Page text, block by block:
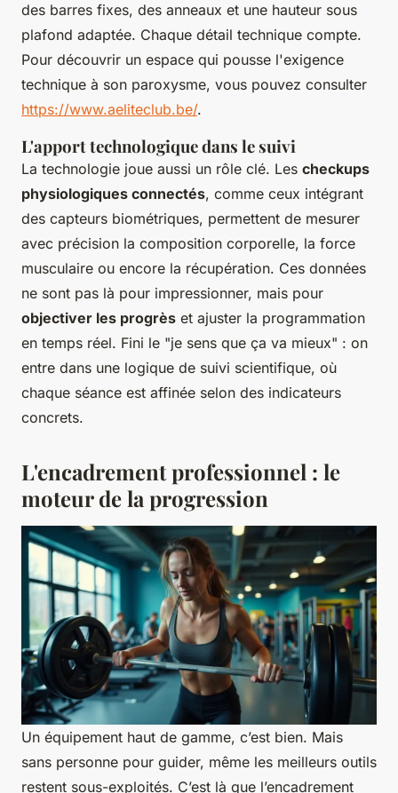
des barres fixes, des anneaux et une hauteur sous
plafond adaptée. Chaque détail technique compte.
Pour découvrir un espace qui pousse l'exigence
technique à son paroxysme, vous pouvez consulter
https://www.aeliteclub.be/.
L'apport technologique dans le suivi
La technologie joue aussi un rôle clé. Les checkups
physiologiques connectés, comme ceux intégrant
des capteurs biométriques, permettent de mesurer
avec précision la composition corporelle, la force
musculaire ou encore la récupération. Ces données
ne sont pas là pour impressionner, mais pour
objectiver les progrès et ajuster la programmation
en temps réel. Fini le "je sens que ça va mieux" : on
entre dans une logique de suivi scientifique, où
chaque séance est affinée selon des indicateurs
concrets.
L'encadrement professionnel : le
moteur de la progression
Un équipement haut de gamme, c’est bien. Mais
sans personne pour guider, même les meilleurs outils
restent sous-exploités. C’est là que l’encadrement